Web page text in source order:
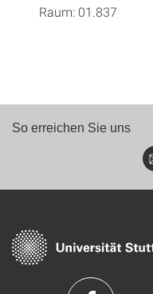
Raum: 01.837
So erreichen Sie uns